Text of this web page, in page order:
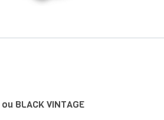
ou BLACK VINTAGE